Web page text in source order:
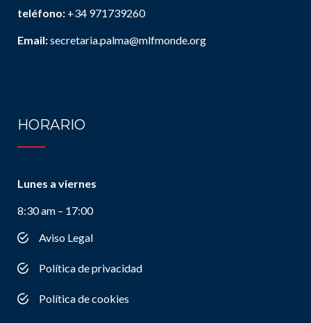
teléfono: +34 971739260
Email:secretaria.palma@mlfmonde.org
HORARIO
Lunes a viernes
8:30 am – 17:00
Aviso Legal
Política de privacidad
Política de cookies